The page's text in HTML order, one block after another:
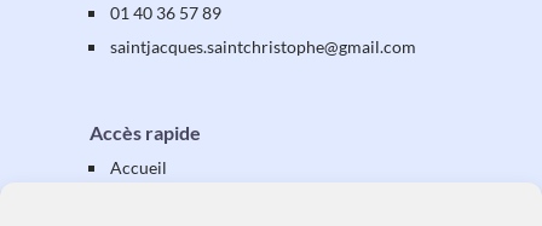
01 40 36 57 89
saintjacques.saintchristophe@gmail.com
Accès rapide
Accueil